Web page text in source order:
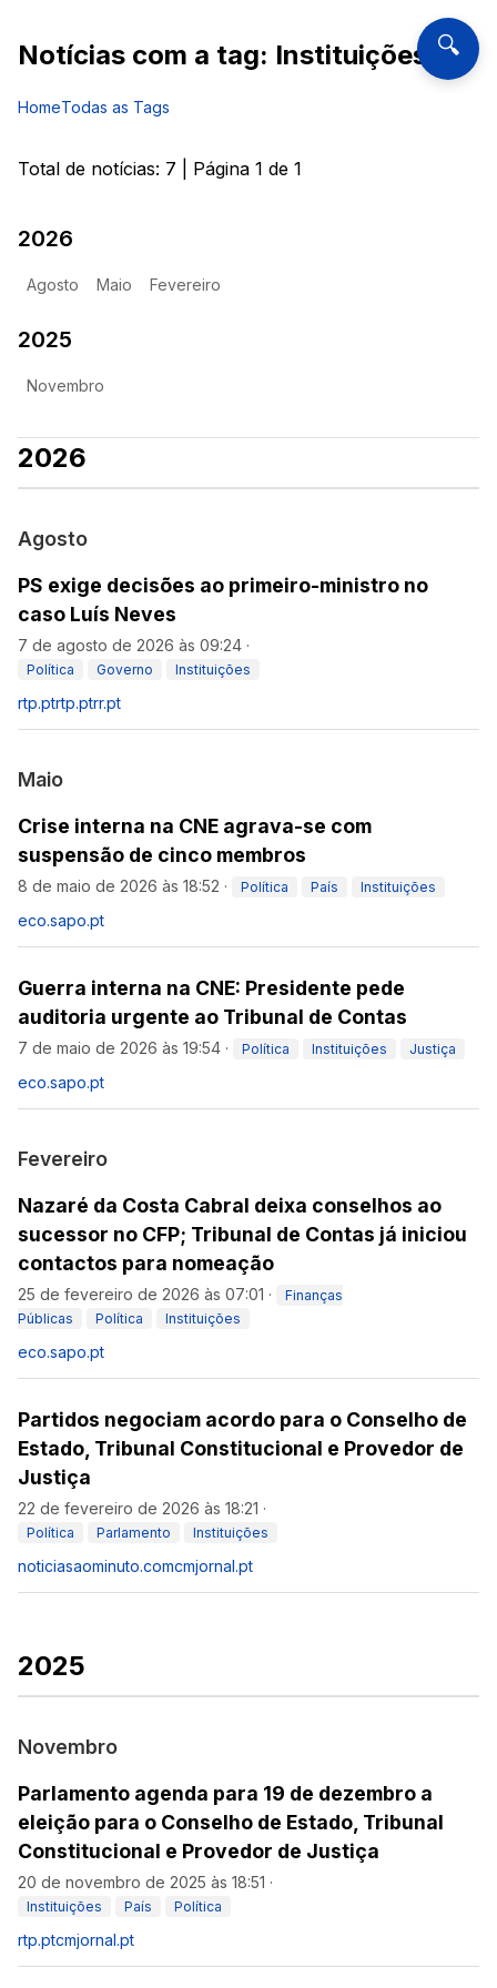
🔍
Notícias com a tag: Instituições
HomeTodas as Tags
Total de notícias: 7 | Página 1 de 1
2026
Agosto Maio Fevereiro
2025
Novembro
2026
Agosto
PS exige decisões ao primeiro-ministro no
caso Luís Neves
7 de agosto de 2026 às 09:24 ·
Política Governo Instituições
rtp.ptrtp.ptrr.pt
Maio
Crise interna na CNE agrava-se com
suspensão de cinco membros
8 de maio de 2026 às 18:52 · Política País Instituições
eco.sapo.pt
Guerra interna na CNE: Presidente pede
auditoria urgente ao Tribunal de Contas
7 de maio de 2026 às 19:54 · Política Instituições Justiça
eco.sapo.pt
Fevereiro
Nazaré da Costa Cabral deixa conselhos ao
sucessor no CFP; Tribunal de Contas já iniciou
contactos para nomeação
25 de fevereiro de 2026 às 07:01 ·
Finanças
Públicas
Política Instituições
eco.sapo.pt
Partidos negociam acordo para o Conselho de
Estado, Tribunal Constitucional e Provedor de
Justiça
22 de fevereiro de 2026 às 18:21 ·
Política Parlamento Instituições
noticiasaominuto.comcmjornal.pt
2025
Novembro
Parlamento agenda para 19 de dezembro a
eleição para o Conselho de Estado, Tribunal
Constitucional e Provedor de Justiça
20 de novembro de 2025 às 18:51 ·
Instituições País Política
rtp.ptcmjornal.pt